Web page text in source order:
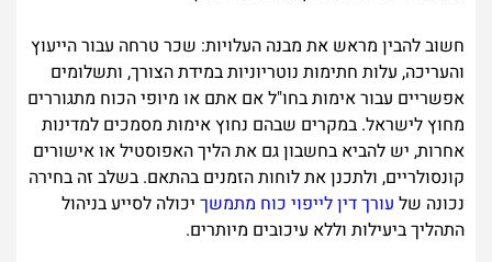
חשוב להבין מראש את מבנה העלויות: שכר טרחה עבור הייעוץ
והעריכה, עלות חתימות נוטריוניות במידת הצורך, ותשלומים
אפשריים עבור אימות בחו"ל אם אתם או מיופי הכוח מתגוררים
מחוץ לישראל. במקרים שבהם נחוץ אימות מסמכים למדינות
אחרות, יש להביא בחשבון גם את הליך האפוסטיל או אישורים
קונסולריים, ולתכנן את לוחות הזמנים בהתאם. בשלב זה בחירה
נכונה של עורך דין לייפוי כוח מתמשך יכולה לסייע בניהול
התהליך ביעילות וללא עיכובים מיותרים.